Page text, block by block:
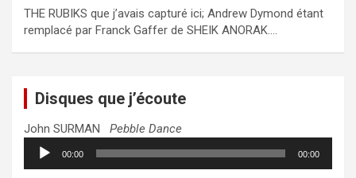
THE RUBIKS que j’avais capturé ici; Andrew Dymond étant
remplacé par Franck Gaffer de SHEIK ANORAK.…
Disques que j’écoute
John SURMAN Pebble Dance
Lecteur
audio
00:00 00:00